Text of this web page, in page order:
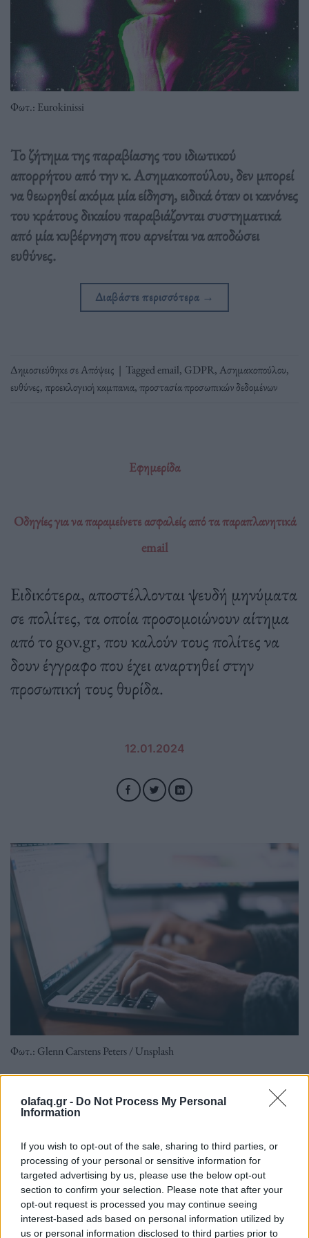
olafaq.gr - Do Not Process My Personal
Information
If you wish to opt-out of the sale, sharing to third parties, or
processing of your personal or sensitive information for
targeted advertising by us, please use the below opt-out
section to confirm your selection. Please note that after your
opt-out request is processed you may continue seeing
interest-based ads based on personal information utilized by
us or personal information disclosed to third parties prior to
Φωτ.: Eurokinissi
Το ζήτημα της παραβίασης του ιδιωτικού
απορρήτου από την κ. Ασημακοπούλου, δεν μπορεί
να θεωρηθεί ακόμα μία είδηση, ειδικά όταν οι κανόνες
του κράτους δικαίου παραβιάζονται συστηματικά
από μία κυβέρνηση που αρνείται να αποδώσει
ευθύνες.
Διαβάστε περισσότερα →
Δημοσιεύθηκε σεΑπόψεις | Taggedemail, GDPR,Ασημακοπούλου,
ευθύνες,προεκλογική καμπανια,προστασία προσωπικών δεδομένων
Εφημερίδα
Οδηγίες για να παραμείνετε ασφαλείς από τα παραπλανητικά
email
Ειδικότερα, αποστέλλονται ψευδή μηνύματα
σε πολίτες, τα οποία προσομοιώνουν αίτημα
από το gov.gr, που καλούν τους πολίτες να
δουν έγγραφο που έχει αναρτηθεί στην
προσωπική τους θυρίδα.
12.01.2024
Φωτ.: Glenn Carstens Peters / Unsplash
Ειδικότερα, αποστέλλονται ψευδή μηνύματα σε
πολίτες, τα οποία προσομοιώνουν αίτημα από το
gov.gr, που καλούν τους πολίτες να δουν έγγραφο
που έχει αναρτηθεί στην προσωπική τους θυρίδα.
Διαβάστε περισσότερα→